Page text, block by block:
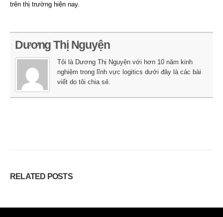
trên thị trường hiện nay.
Dương Thị Nguyện
Tôi là Dương Thị Nguyện với hơn 10 năm kinh
nghiệm trong lĩnh vực logitics dưới đây là các bài
viết do tôi chia sẻ.
RELATED POSTS